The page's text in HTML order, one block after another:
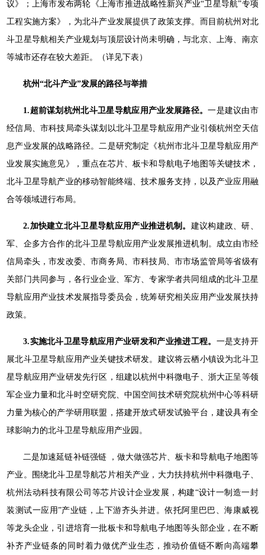
议》；上海市发布两轮《上海市推进战略性新兴产业“卫星导航”专项
工程实施方案》，为北斗产业发展提供了政策支撑。而目前杭州对北
斗卫星导航相关产业规划与顶层设计尚未明确，与北京、上海、南京
等城市还存在较大差距。（详见下表）
杭州“北斗产业”发展的路径与举措
1.超前谋划杭州北斗卫星导航应用产业发展路径。一是建议由市
经信局、市科技局牵头谋划以北斗卫星导航应用产业引领杭州空天信
息产业发展的战略路径。二是研究制定《杭州市北斗卫星导航应用产
业发展实施意见》，重点在芯片、板卡和导航电子地图等关键技术，
北斗卫星导航产业的移动智能终端、技术服务支持，以及产业应用融
合等领域进行布局。
2.加快建立北斗卫星导航应用产业推进机制。 建议构建政、研、
军、企多方合作的北斗卫星导航应用产业发展推进机制。成立由市经
信局牵头，市发改委、市商务局、市科技局、市市场监管局等省级有
关部门共同参与，各行业企业、军方、专家学者共同组成的北斗卫星
导航应用产业技术发展指导委员会，统筹研究相关应用产业发展扶持
政策。
3.实施北斗卫星导航应用产业研发和产业推进工程。 一是支持开
展北斗卫星导航应用产业关键技术研发。建议将云栖小镇设为北斗卫
星导航应用产业研发先行区，组建以杭州中科微电子、浙大正呈等领
军企业力量和北斗时空研究院、中国空间技术研究院杭州中心等科研
力量为核心的产学研用联盟，搭建开放式研发试验平台，建设具有全
球影响力的北斗卫星导航应用产业园。
二是加速延链补链强链 ，做大做强芯片、板卡和导航电子地图等
产业。围绕北斗卫星导航芯片相关产业，大力扶持杭州中科微电子、
杭州法动科技有限公司等芯片设计企业发展，构建“设计一制造一封
装测试一应用”产业链，上下游齐头并进。依托阿里巴巴、海康威视
等龙头企业，引进培育一批板卡和导航电子地图等头部企业，在不断
补齐产业链条的同时着力做优产业生态，推动价值链不断向高端攀